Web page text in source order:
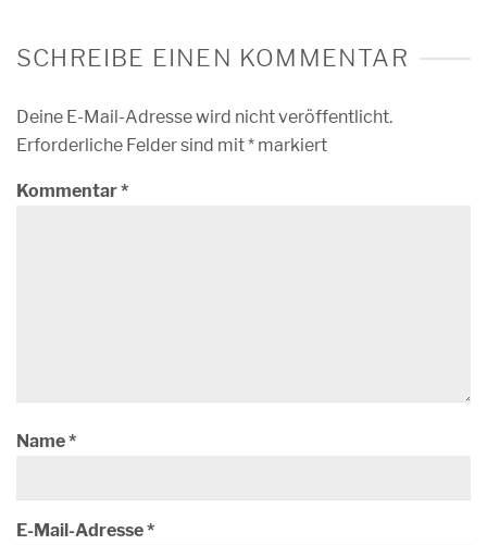
SCHREIBE EINEN KOMMENTAR
Deine E-Mail-Adresse wird nicht veröffentlicht.
Erforderliche Felder sind mit* markiert
Kommentar*
Name*
E-Mail-Adresse*